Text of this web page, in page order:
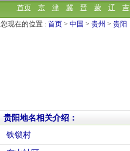
首页 京 津 冀 晋 蒙 辽 吉
您现在的位置 : 首页> 中国 > 贵州 > 贵阳
贵阳地名相关介绍：
铁锁村